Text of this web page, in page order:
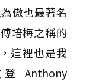
傲也最著名
培梅之稱的
，這裡也是我
登 Anthony